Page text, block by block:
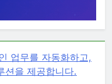
업무를 자동화하고,
션을 제공합니다.